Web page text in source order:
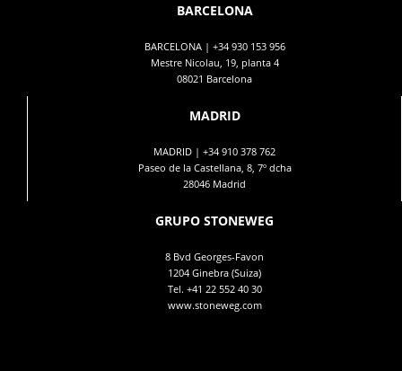
BARCELONA
BARCELONA | +34 930 153 956
Mestre Nicolau, 19, planta 4
08021 Barcelona
MADRID
MADRID | +34 910 378 762
Paseo de la Castellana, 8, 7º dcha
28046 Madrid
GRUPO STONEWEG
8 Bvd Georges-Favon
1204 Ginebra (Suiza)
Tel. +41 22 552 40 30
www.stoneweg.com